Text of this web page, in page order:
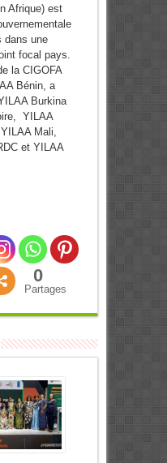
Afrique) est
dans une
focal pays.
la CIGOFA
Bénin, a
Burkina
YILAA
Mali,
et YILAA
0
Partages